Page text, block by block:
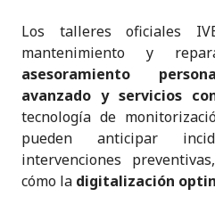
Los talleres oficiales
mantenimiento y
asesoramiento
avanzado y servicios
tecnología de
pueden anticipar
intervenciones
cómo la digitalización